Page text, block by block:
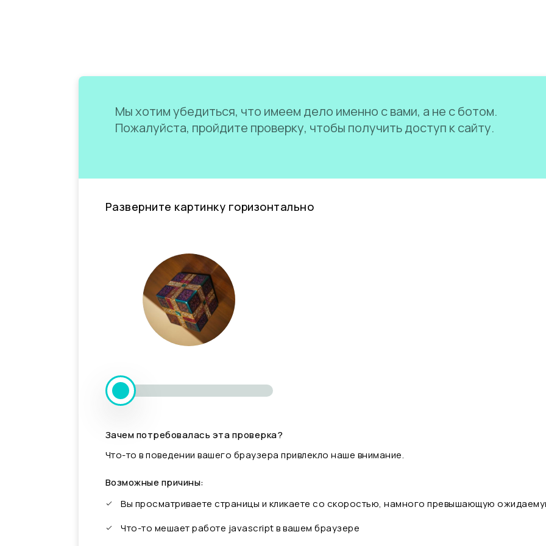
Мы хотим убедиться, что имеем дело именно с вами, а не с ботом.
Пожалуйста, пройдите проверку, чтобы получить доступ к сайту.
Разверните картинку горизонтально
Зачем потребовалась эта проверка?
Что-то в поведении вашего браузера привлекло наше внимание.
Возможные причины:
Вы просматриваете страницы и кликаете со скоростью, намного превышающую
Что-то мешает работе javascript в вашем браузере